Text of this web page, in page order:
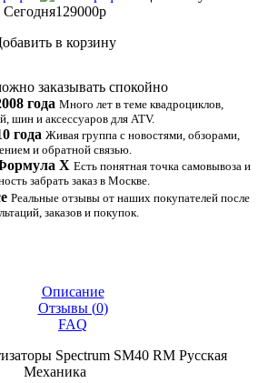
Сегодня129000p
в корзину
заказывать спокойно
года Много лет в теме квадроциклов,
шин и аксессуаров для ATV.
года Живая группа с новостями, обзорами,
и обратной связью.
Х Есть понятная точка самовывоза и
забрать заказ в Москве.
Реальные отзывы от наших покупателей после
заказов и покупок.
Описание
Отзывы (0)
FAQ
Spectrum SM40 RM Русская
Механика